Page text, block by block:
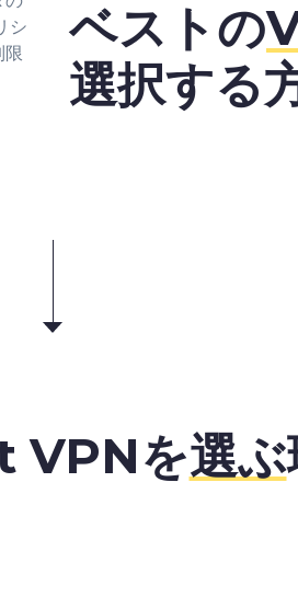
シ
ベストの
選択する
VPNを選ぶ